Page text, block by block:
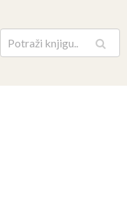
Pretraga